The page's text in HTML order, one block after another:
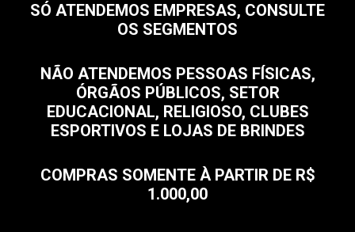
SÓ ATENDEMOS EMPRESAS, CONSULTE
OS SEGMENTOS
NÃO ATENDEMOS PESSOAS FÍSICAS,
ÓRGÃOS PÚBLICOS, SETOR
EDUCACIONAL, RELIGIOSO, CLUBES
ESPORTIVOS E LOJAS DE BRINDES
COMPRAS SOMENTE À PARTIR DE R$
1.000,00